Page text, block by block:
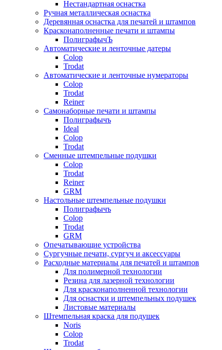
Нестандартная оснастка
Ручная металлическая оснастка
Деревянная оснастка для печатей и штампов
Красконаполненные печати и штампы
ПолиграфычЪ
Автоматические и ленточные датеры
Colop
Trodat
Автоматические и ленточные нумераторы
Colop
Trodat
Reiner
Самонаборные печати и штампы
Полиграфычъ
Ideal
Colop
Trodat
Сменные штемпельные подушки
Colop
Trodat
Reiner
GRM
Настольные штемпельные подушки
Полиграфычъ
Colop
Trodat
GRM
Опечатывающие устройства
Сургучные печати, сургуч и аксессуары
Расходные материалы для печатей и штампов
Для полимерной технологии
Резина для лазерной технологии
Для красконаполненной технологии
Для оснастки и штемпельных подушек
Листовые материалы
Штемпельная краска для подушек
Noris
Colop
Trodat